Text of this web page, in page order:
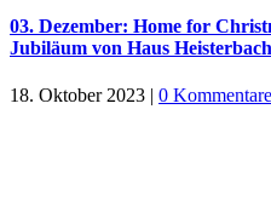
03. Dezember: Home for
Jubiläum von Haus Heisterbach
18. Oktober 2023 | 0 Kommentare